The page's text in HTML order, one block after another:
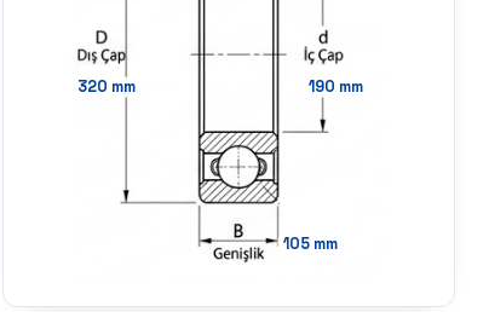
320 mm 190 mm
105 mm